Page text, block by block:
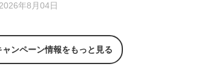
2026年8月04日
ンペーン情報をもっと見る